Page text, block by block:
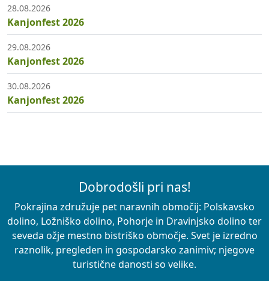
28.08.2026
Kanjonfest 2026
29.08.2026
Kanjonfest 2026
30.08.2026
Kanjonfest 2026
Dobrodošli pri nas!
Pokrajina združuje pet naravnih območij: Polskavsko
dolino, Ložniško dolino, Pohorje in Dravinjsko dolino ter
seveda ožje mestno bistriško območje. Svet je izredno
raznolik, pregleden in gospodarsko zanimiv; njegove
turistične danosti so velike.